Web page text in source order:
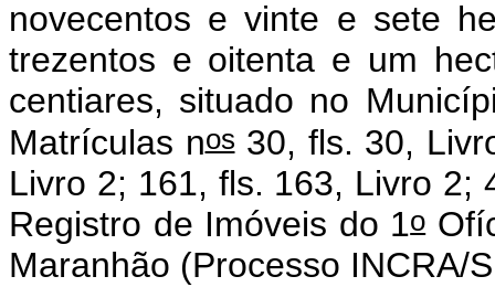
novecentos e vinte e sete
trezentos e oitenta e um
centiares, situado no
Matrículas nos30, fls. 30,
Livro 2; 161, fls. 163, Livro 2;
Registro de Imóveis do 1o
Maranhão (Processo INCRA/